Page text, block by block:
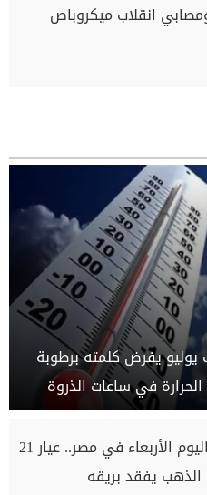
انقلاب ميكروباص
يفرض كلمته برطوبة
في ساعات الذروة
أسعار الذهب اليوم الأربعاء في مصر.. عيار 21
الذهب يفقد بريقه